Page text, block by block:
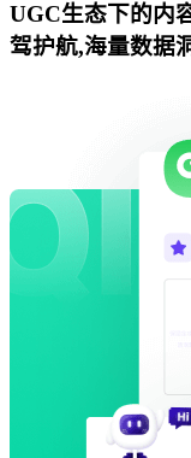
UGC生态下的内
驾护航,海量数据